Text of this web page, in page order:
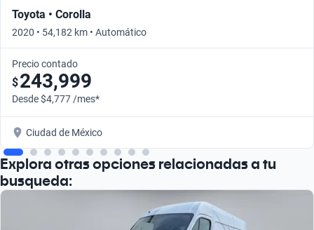
Toyota • Corolla
2020 • 54,182 km • Automático
Precio contado
$243,999
Desde $4,777 /mes*
Ciudad de México
Explora otras opciones relacionadas a tu
busqueda: